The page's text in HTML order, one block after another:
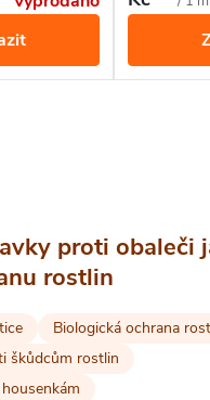
účinná.
50 milionů
stromů.
ekologická
milionů
proti obaleči
rostlin
Biologická ochrana
škůdcům rostlin